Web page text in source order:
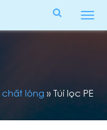
chất lỏng » Túi lọc PE